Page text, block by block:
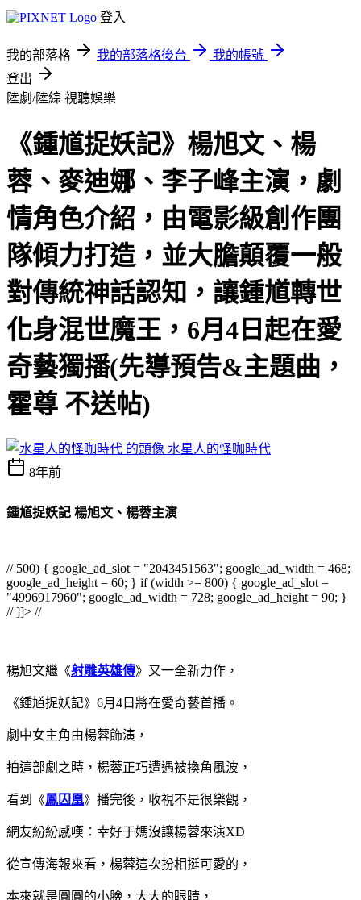
登入
我的部落格 我的部落格後台
我的帳號
登出
陸劇/陸綜 視聽娛樂
《鍾馗捉妖記》楊旭文、楊
蓉、麥迪娜、李子峰主演，劇
情角色介紹，由電影級創作團
隊傾力打造，並大膽顛覆一般
對傳統神話認知，讓鍾馗轉世
化身混世魔王，6月4日起在愛
奇藝獨播(先導預告&主題曲，
霍尊 不送帖)
水星人的怪咖時代
8年前
鍾馗捉妖記 楊旭文、楊蓉主演
// 500) { google_ad_slot = "2043451563"; google_ad_width = 468;
google_ad_height = 60; } if (width >= 800) { google_ad_slot =
"4996917960"; google_ad_width = 728; google_ad_height = 90; }
// ]]> //
楊旭文繼《射雕英雄傳》又一全新力作，
《鍾馗捉妖記》6月4日將在愛奇藝首播。
劇中女主角由楊蓉飾演，
拍這部劇之時，楊蓉正巧遭遇被換角風波，
看到《鳳囚凰》播完後，收視不是很樂觀，
網友紛紛感嘆：幸好于媽沒讓楊蓉來演XD
從宣傳海報來看，楊蓉這次扮相挺可愛的，
本來就是圓圓的小臉，大大的眼睛，